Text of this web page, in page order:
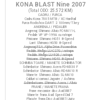
KONA BLAST Nine 2007
(Total ODO: 25.572 KM )
CADRU / FURCA
Cadru Kona 7005 MTB / XC Hardtail
Furca Rockshox DART 2 100mm/T.key
ANGRENAJ / PEDALIER
Angrenaj Shimano Alivio FC-M411-L
Pedale VP VP-199A cu ratrape
Pinioane Shimano HG51 8-Speed
Lant Shimano HG50 8-Speed
Angrenaj FSA Alpha Drive Powerdrive
Pedale Wellgo LU-C27G / ratrape
Pedale Wellgo LU-926 / ratrape
Pinioane Shimano HG40 8-Speed
SCHIMBATOARE / MANETE SCHIMBATOR
Schimbator Shimano Acera FD-M330 F
Schimbator Shimano Alivio RD-M410 R
Manete Shimano Alivio SL-M410
Cabluri si camasi Jagwire / Ashima
Schimbatoare Shimano Acera / Alivio
FRANE / MANETE FRANA
Frane mecanice disc Avid BB7
Manete frana Avid Speed Dial 7
Placute frana Disc Avid BB7/Juicy